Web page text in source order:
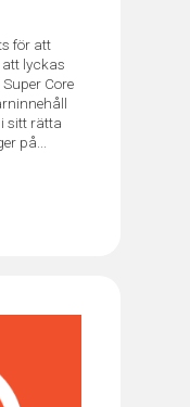
för att
lyckas
Core
sitt rätta
på...